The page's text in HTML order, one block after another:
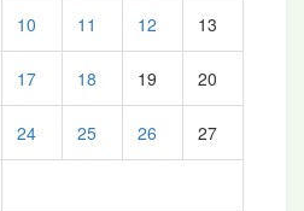
10 11 12 13
17 18 19 20
24 25 26 27